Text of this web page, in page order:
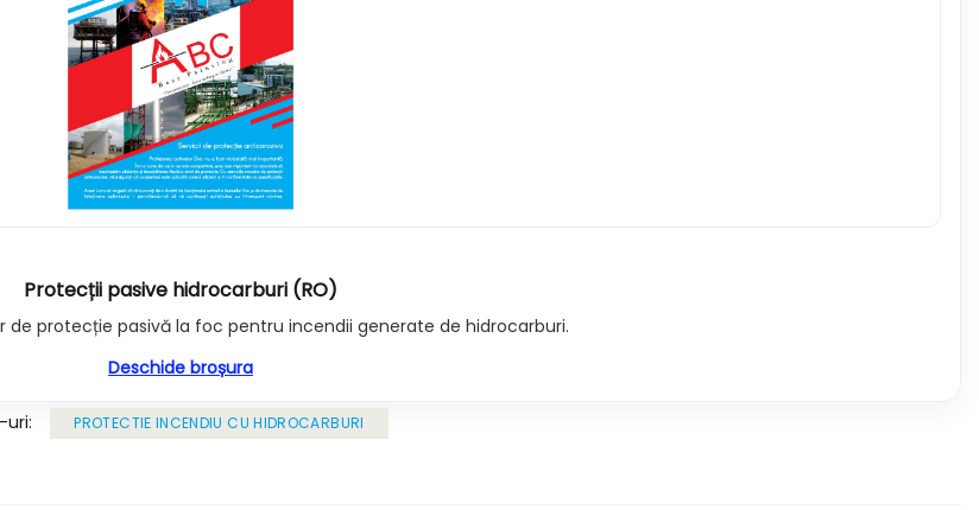
Protecții pasive hidrocarburi (RO)
de protecție pasivă la foc pentru incendii generate de hidrocarburi.
Deschide broșura
uri: PROTECTIE INCENDIU CU HIDROCARBURI